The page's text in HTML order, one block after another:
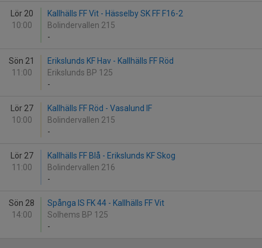
Lör 20
10:00
Kallhälls FF Vit - Hässelby SK FF F16-2
Bolindervallen 215
-
Sön 21
11:00
Erikslunds KF Hav - Kallhälls FF Röd
Erikslunds BP 125
-
Lör 27
10:00
Kallhälls FF Röd - Vasalund IF
Bolindervallen 215
-
Lör 27
11:00
Kallhälls FF Blå - Erikslunds KF Skog
Bolindervallen 216
-
Sön 28
14:00
Spånga IS FK 44 - Kallhälls FF Vit
Solhems BP 125
-